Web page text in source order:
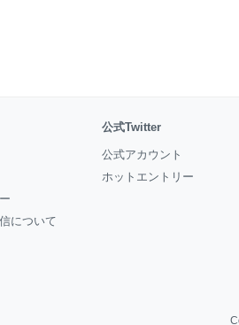
について
公式Twitter
公式アカウント
ホットエントリー